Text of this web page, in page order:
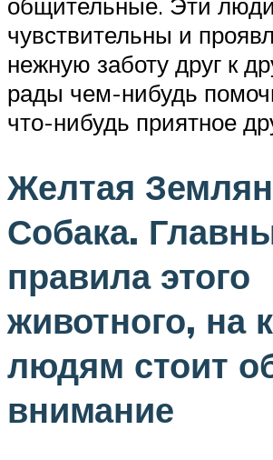
чувствительны и
нежную заботу друг к
рады чем-нибудь
что-нибудь приятное
Желтая
Собака.
правила этого
животного, на
людям стоит
внимание